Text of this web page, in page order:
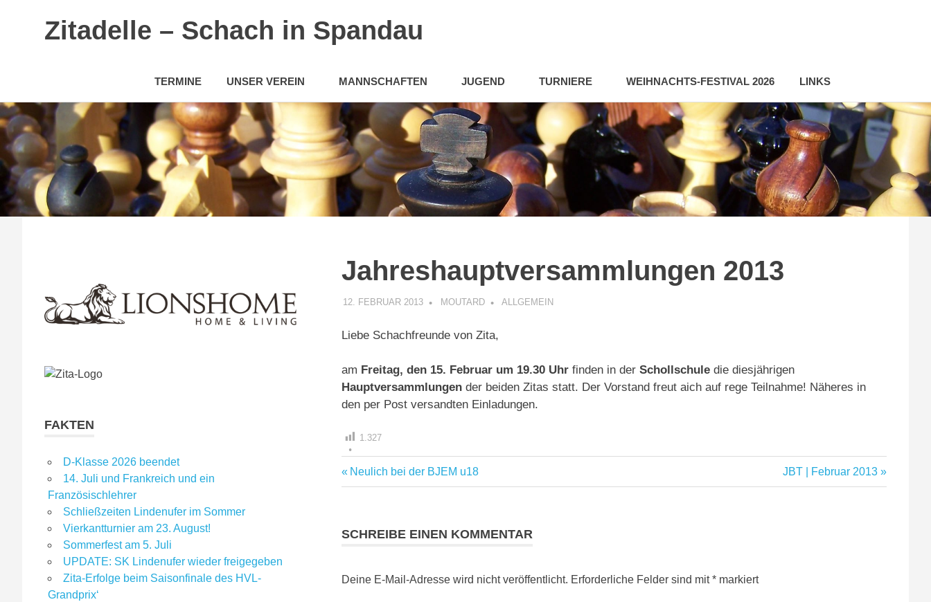
Zum
Inhalt
springen
Zitadelle – Schach in Spandau
TERMINE UNSER VEREIN MANNSCHAFTEN JUGEND TURNIERE WEIHNACHTS-FESTIVAL 2026 LINKS
Jahreshauptversammlungen 2013
12. FEBRUAR 2013 MOUTARD ALLGEMEIN
Liebe Schachfreunde von Zita,
am Freitag, den 15. Februar um 19.30 Uhrfinden in der Schollschuledie diesjährigen
Hauptversammlungender beiden Zitas statt. Der Vorstand freut aich auf rege Teilnahme! Näheres in
den per Post versandten Einladungen.
1.327
Beitragsnavigation
Vorheriger
Beitrag:
Neulich bei der BJEM u18
Nächster
Beitrag:
JBT | Februar 2013
SCHREIBE EINEN KOMMENTAR
Deine E-Mail-Adresse wird nicht veröffentlicht. Erforderliche Felder sind mit*markiert
FAKTEN
D-Klasse 2026 beendet
14. Juli und Frankreich und ein
Französischlehrer
Schließzeiten Lindenufer im Sommer
Vierkantturnier am 23. August!
Sommerfest am 5. Juli
UPDATE: SK Lindenufer wieder freigegeben
Zita-Erfolge beim Saisonfinale des HVL-
Grandprix‘